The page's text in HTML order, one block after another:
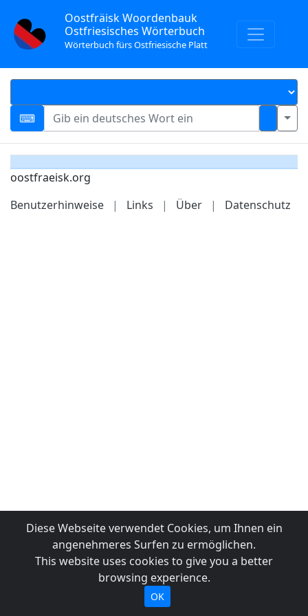
Oostfräisk Woordenbauk
Ostfriesisches Wörterbuch
Wörterbuch fürs Ostfriesische Platt
oostfraeisk.org
Benutzerhinweise
| Links | Über | Datenschutz
Diese Webseite verwendet Cookies, um Ihnen ein
angenehmeres Surfen zu ermöglichen.
This website uses cookies to give you a better
browsing experience.
OK